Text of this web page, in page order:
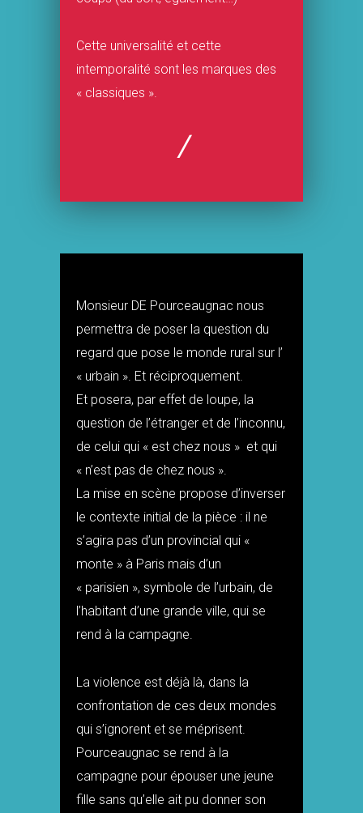
Cette universalité et cette
intemporalité sont les marques des
« classiques ».
/
Monsieur DE Pourceaugnac nous
permettra de poser la question du
regard que pose le monde rural sur l’
« urbain ». Et réciproquement.
Et posera, par effet de loupe, la
question de l’étranger et de l’inconnu,
de celui qui « est chez nous » et qui
« n’est pas de chez nous ».
La mise en scène propose d’inverser
le contexte initial de la pièce : il ne
s’agira pas d’un provincial qui «
monte » à Paris mais d’un
« parisien », symbole de l’urbain, de
l’habitant d’une grande ville, qui se
rend à la campagne.
La violence est déjà là, dans la
confrontation de ces deux mondes
qui s’ignorent et se méprisent.
Pourceaugnac se rend à la
campagne pour épouser une jeune
fille sans qu’elle ait pu donner son